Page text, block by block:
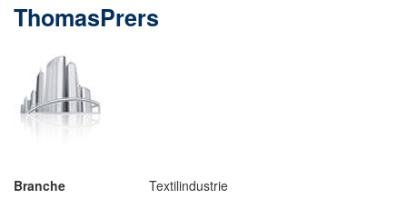
ThomasPrers
Branche
Textilindustrie